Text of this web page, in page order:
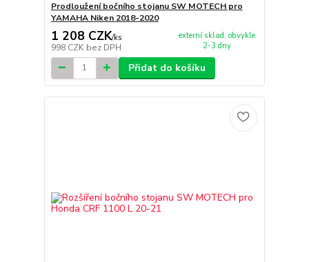
Prodloužení bočního stojanu SW MOTECH pro
YAMAHA Niken 2018-2020
1 208 CZK/ks
998 CZK bez DPH
externí sklad, obvykle
2-3 dny
Přidat do košíku